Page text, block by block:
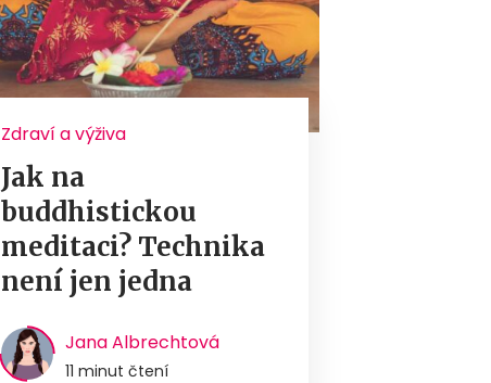
Zdraví a výživa
Jak na
buddhistickou
meditaci? Technika
není jen jedna
Jana Albrechtová
11 minut čtení